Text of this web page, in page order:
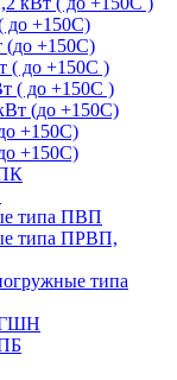
+150С)
+150С)
( до +150С )
( до +150С )
(до +150С)
+150С)
+150С)
типа ПВП
типа ПРВП,
типа
ГШН